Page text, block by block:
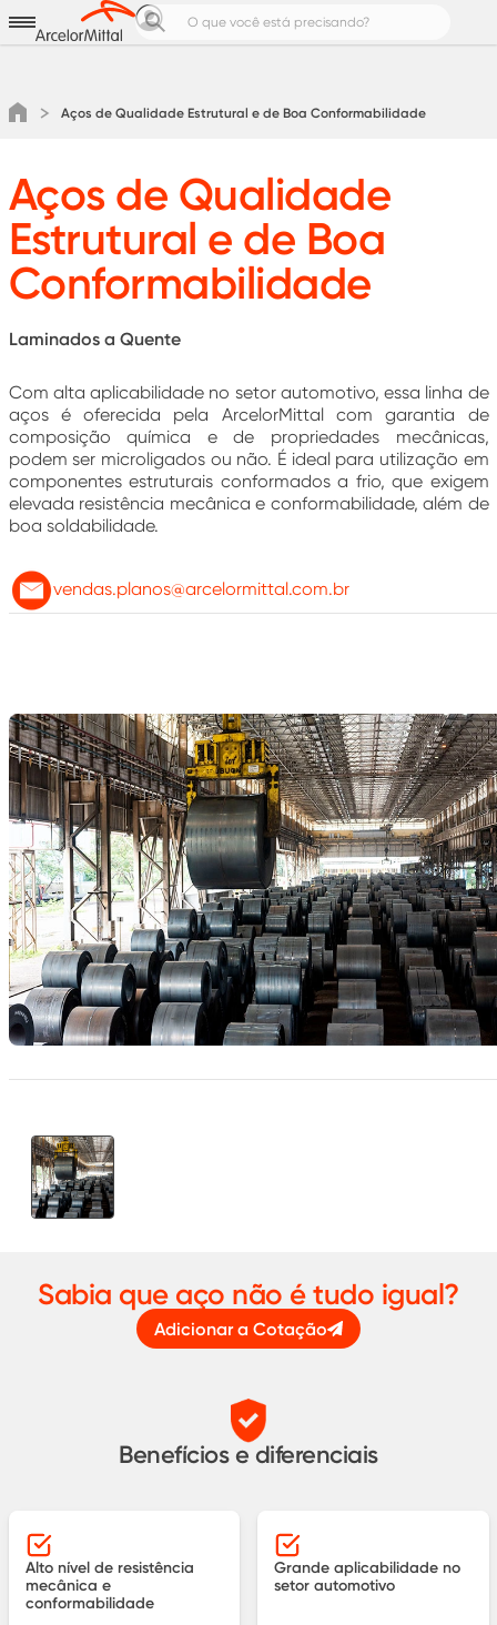
Notícias e Cases
Área do cliente
Cotação
Aços de Qualidade Estrutural e de Boa Conformabilidade
Aços de Qualidade
Estrutural e de Boa
Conformabilidade
Laminados a Quente
Com alta aplicabilidade no setor automotivo, essa linha de
aços é oferecida pela ArcelorMittal com garantia de
composição química e de propriedades mecânicas,
podem ser microligados ou não. É ideal para utilização em
componentes estruturais conformados a frio, que exigem
elevada resistência mecânica e conformabilidade, além de
boa soldabilidade.
vendas.planos@arcelormittal.com.br
Sabia que aço não é tudo igual?
Adicionar a Cotação
Benefícios e diferenciais
Alto nível de resistência
mecânica e
conformabilidade
Grande aplicabilidade no
setor automotivo